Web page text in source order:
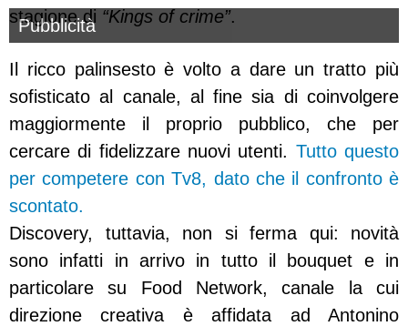
stagione di “Kings of crime”.
Pubblicità
Il ricco palinsesto è volto a dare un tratto più
sofisticato al canale, al fine sia di coinvolgere
maggiormente il proprio pubblico, che per
cercare di fidelizzare nuovi utenti. Tutto questo
per competere con Tv8, dato che il confronto è
scontato.
Discovery, tuttavia, non si ferma qui: novità
sono infatti in arrivo in tutto il bouquet e in
particolare su Food Network, canale la cui
direzione creativa è affidata ad Antonino